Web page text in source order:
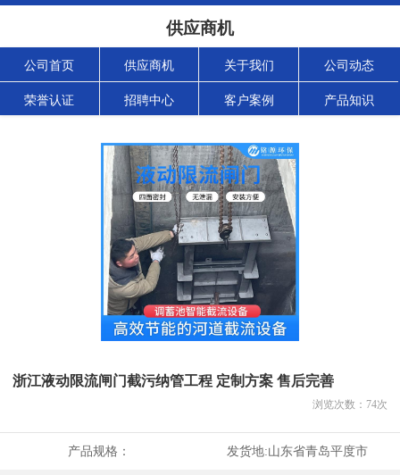
供应商机
公司首页 供应商机 关于我们 公司动态
荣誉认证 招聘中心 客户案例 产品知识
浙江液动限流闸门截污纳管工程 定制方案 售后完善
浏览次数： 74次
产品规格： 发货地:山东省青岛平度市